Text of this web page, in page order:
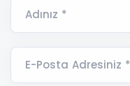
Adınız *
E-Posta Adresiniz *